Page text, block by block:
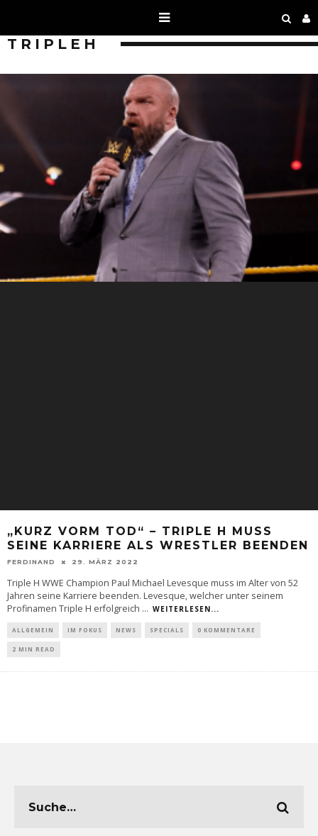
TRIPLEH
„KURZ VORM TOD“ – TRIPLE H MUSS
SEINE KARRIERE ALS WRESTLER BEENDEN
FERDINAND 29. MÄRZ 2022
Triple H WWE Champion Paul Michael Levesque muss im Alter von 52
Jahren seine Karriere beenden. Levesque, welcher unter seinem
Profinamen Triple H erfolgreich ... WEITERLESEN...
ALLGEMEIN IM FOKUS NEWS SPECIALS 0 KOMMENTARE
2 MIN READ